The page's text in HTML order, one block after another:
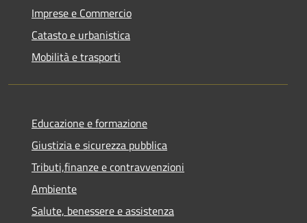
Imprese e Commercio
Catasto e urbanistica
Mobilità e trasporti
Educazione e formazione
Giustizia e sicurezza pubblica
Tributi,finanze e contravvenzioni
Ambiente
Salute, benessere e assistenza